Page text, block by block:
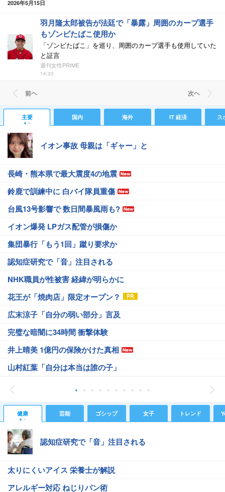
2026年5月15日
羽月隆太郎被告が法廷で「暴露」周囲のカープ選手
もゾンビたばこ使用か
「ゾンビたばこ」を巡り、周囲のカープ選手も使用していた
と証言
週刊女性PRIME
14:30
前ヘ 次ヘ
主要 国内 海外 IT 経済 ス
イオン事故 母親は「ギャー」と
長崎・熊本県で最大震度4の地震
鈴鹿で訓練中に 白バイ隊員重傷
台風13号影響で 数日間暴風雨も?
イオン爆発 LPガス配管が損傷か
集団暴行「もう1回」蹴り要求か
認知症研究で「音」注目される
NHK職員が性被害 経緯が明らかに
花王が「焼肉店」限定オープン？
広末涼子「自分の弱い部分」言及
完璧な暗闇に34時間 衝撃体験
井上晴美 1億円の保険かけた真相
山村紅葉「自分は本当は誰の子」
健康 芸能 ゴシップ 女子 トレンド
認知症研究で「音」注目される
太りにくいアイス 栄養士が解説
アレルギー対応 ねじりパン術